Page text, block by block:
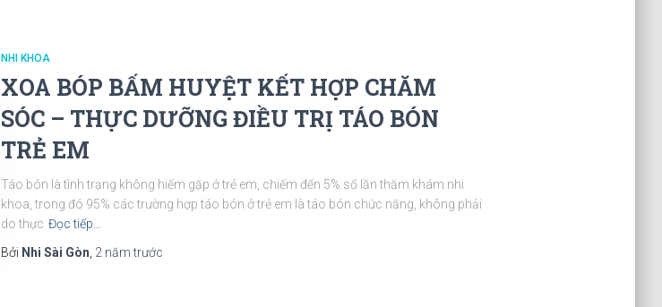
NHI KHOA
XOA BÓP BẤM HUYỆT KẾT HỢP CHĂM
SÓC – THỰC DƯỠNG ĐIỀU TRỊ TÁO BÓN
TRẺ EM
Táo bón là tình trạng không hiếm gặp ở trẻ em, chiếm đến 5% số lần thăm khám nhi
khoa, trong đó 95% các trường hợp táo bón ở trẻ em là táo bón chức năng, không phải
do thực Đọc tiếp…
Bởi Nhi Sài Gòn 2 nămtrước